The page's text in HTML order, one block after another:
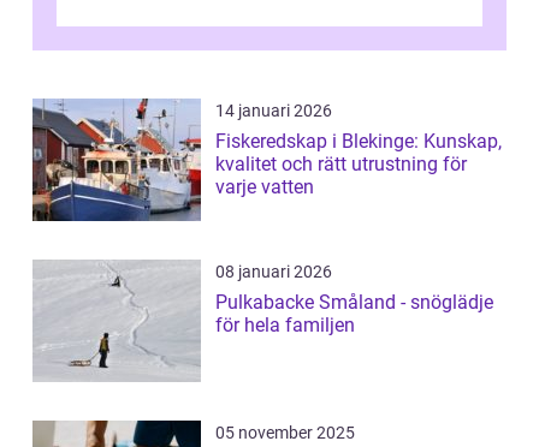
14 januari 2026
Fiskeredskap i Blekinge: Kunskap,
kvalitet och rätt utrustning för
varje vatten
08 januari 2026
Pulkabacke Småland - snöglädje
för hela familjen
05 november 2025